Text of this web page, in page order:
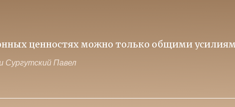
ценностях можно только общими
Павел